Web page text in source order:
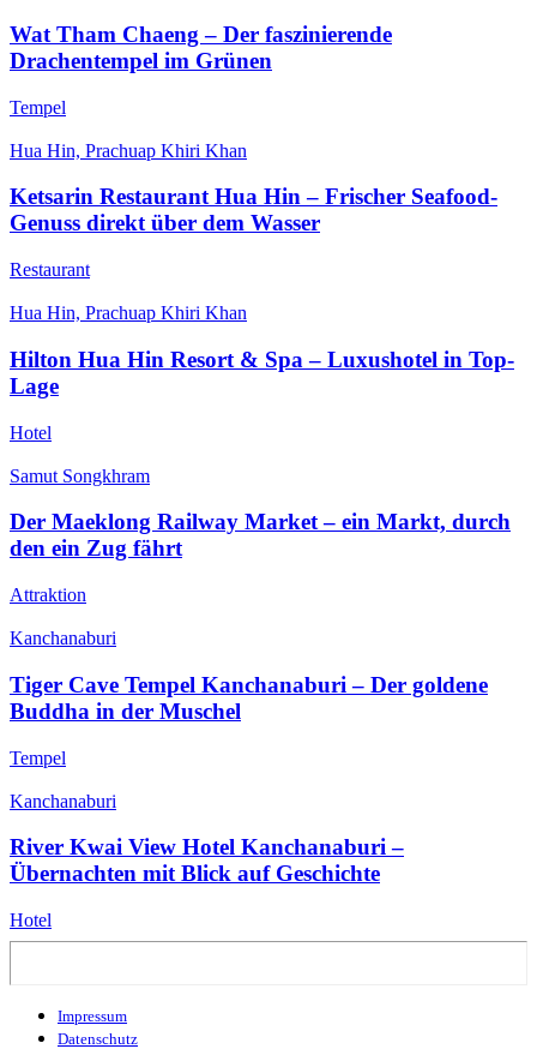
Wat Tham Chaeng – Der faszinierende
Drachentempel im Grünen
Tempel
Hua Hin, Prachuap Khiri Khan
Ketsarin Restaurant Hua Hin – Frischer Seafood-
Genuss direkt über dem Wasser
Restaurant
Hua Hin, Prachuap Khiri Khan
Hilton Hua Hin Resort & Spa – Luxushotel in Top-
Lage
Hotel
Samut Songkhram
Der Maeklong Railway Market – ein Markt, durch
den ein Zug fährt
Attraktion
Kanchanaburi
Tiger Cave Tempel Kanchanaburi – Der goldene
Buddha in der Muschel
Tempel
Kanchanaburi
River Kwai View Hotel Kanchanaburi –
Übernachten mit Blick auf Geschichte
Hotel
Impressum
Datenschutz